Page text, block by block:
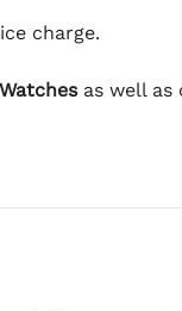
charge.
as well as